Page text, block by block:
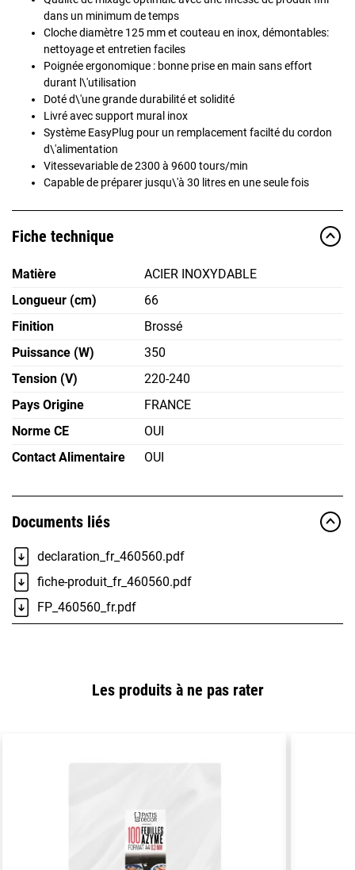
dans un minimum de temps
Cloche diamètre 125 mm et couteau en inox, démontables:
nettoyage et entretien faciles
Poignée ergonomique : bonne prise en main sans effort
durant l\'utilisation
Doté d\'une grande durabilité et solidité
Livré avec support mural inox
Système EasyPlug pour un remplacement facilté du cordon
d\'alimentation
Vitessevariable de 2300 à 9600 tours/min
Capable de préparer jusqu\'à 30 litres en une seule fois
Fiche technique
Matière
ACIER INOXYDABLE
Longueur (cm)
66
Finition
Brossé
Puissance (W)
350
Tension (V)
220-240
Pays Origine
FRANCE
Norme CE
OUI
Contact Alimentaire
OUI
Documents liés
declaration_fr_460560.pdf
fiche-produit_fr_460560.pdf
FP_460560_fr.pdf
Les produits à ne pas rater